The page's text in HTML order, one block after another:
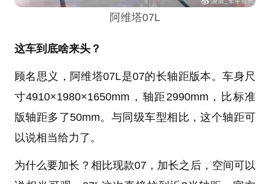
阿维塔07L
这车到底啥来头？
顾名思义，阿维塔07L是07的长轴距版本。车身尺
寸4910×1980×1650mm，轴距2990mm，比标准
版轴距多了50mm。与同级车型相比，这个轴距可
以说相当给力了。
为什么要加长？相比现款07，加长之后，空间可以